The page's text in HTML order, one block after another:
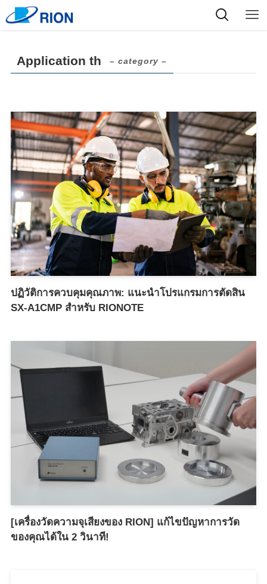
Application th – category –
ปฏิวัติการควบคุมคุณภาพ: แนะนำโปรแกรมการตัดสิน
SX-A1CMP สำหรับ RIONOTE
[เครื่องวัดความจุเสียงของ RION] แก้ไขปัญหาการวัด
ของคุณได้ใน 2 วินาที!